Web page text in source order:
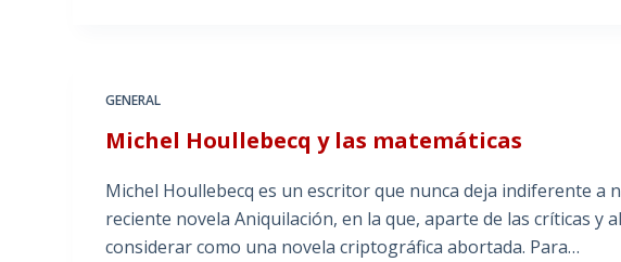
GENERAL
Michel Houllebecq y las matemáticas
Michel Houllebecq es un escritor que nunca deja indiferente a
reciente novela Aniquilación, en la que, aparte de las críticas y
considerar como una novela criptográfica abortada. Para…